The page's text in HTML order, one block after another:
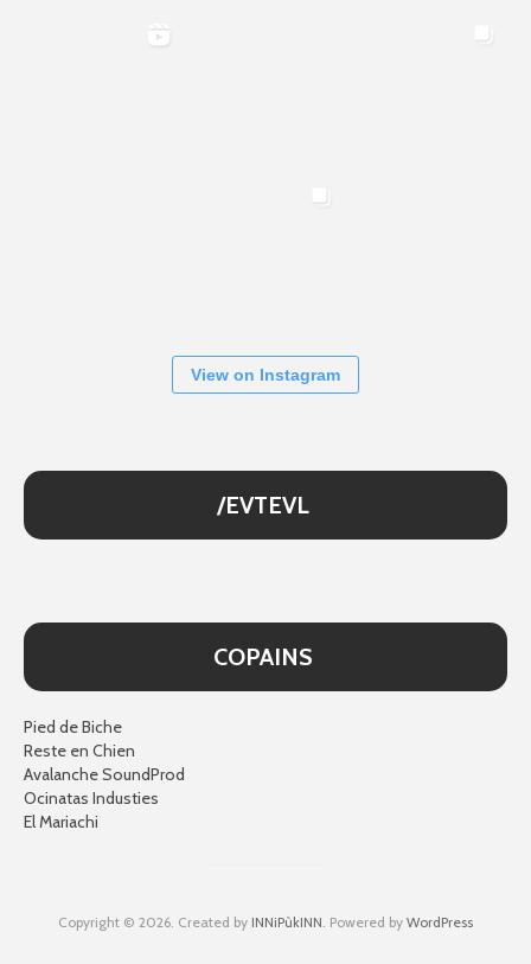
View on Instagram
/EVTEVL
COPAINS
Pied de Biche
Reste en Chien
Avalanche SoundProd
Ocinatas Industies
El Mariachi
Copyright © 2026. Created by INNiPùkINN. Powered by WordPress